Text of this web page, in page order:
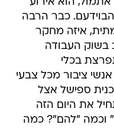
כבר הרבה
איזה מחקר
בשוק העבודה
בכלי
ציבור מכל צבעי
ספישל אצל
את היום הזה
וכמה "להם"? כמה